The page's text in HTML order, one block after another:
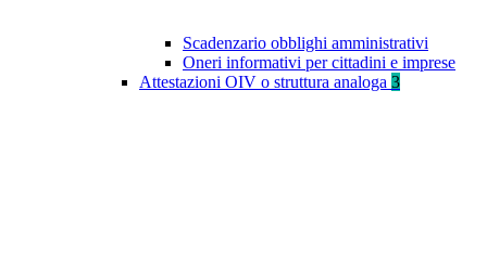
Scadenzario obblighi amministrativi
Oneri informativi per cittadini e imprese
Attestazioni OIV o struttura analoga 3